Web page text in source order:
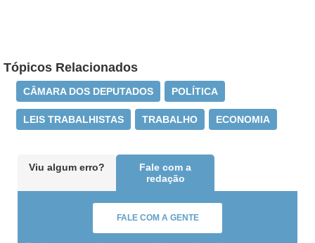
Tópicos Relacionados
CÂMARA DOS DEPUTADOS POLÍTICA
LEIS TRABALHISTAS TRABALHO ECONOMIA
Viu algum erro?
Fale com a
redação
FALE COM A GENTE